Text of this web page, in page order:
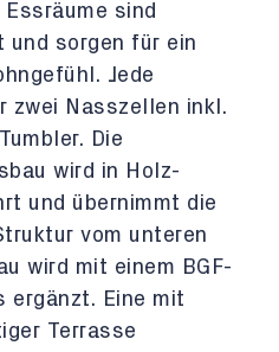
sind
sorgen für ein
Jede
zwei Nasszellen inkl.
Die
wird in Holz-
und übernimmt die
vom unteren
wird mit einem BGF-
ergänzt. Eine mit
Terrasse